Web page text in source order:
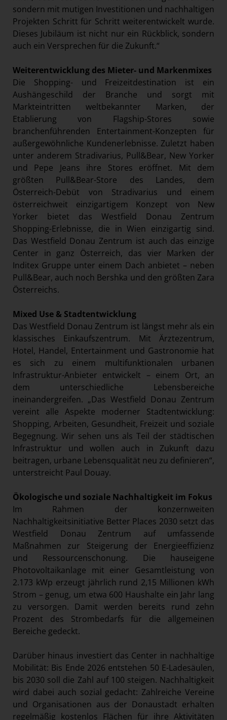
sondern mit mutigen Investitionen und nachhaltigen
Projekten Schritt für Schritt weiterentwickelt wurde.
Dieses Jubiläum ist nicht nur ein Rückblick, sondern
auch ein Versprechen für die Zukunft.“
Weiterentwicklung des Mieter- und Markenmixes
Die Shopping- und Freizeitdestination ist ein
Aushängeschild der Branche und sorgt mit
Markteintritten weltbekannter Marken, der
Etablierung von Flagship-Stores sowie
branchenführenden Entertainment-Konzepten für
außergewöhnliche Kundenerlebnisse. Zuletzt haben
unter anderem Stradivarius, Pull&Bear, New Yorker
und Pepe Jeans ihre Stores eröffnet. Mit dem
größten Pull&Bear-Store des Landes, dem
Österreich-Debüt von Stradivarius und einem
österreichweit einzigartigem Konzept von New
Yorker bietet das Westfield Donau Zentrum
Shopping-Erlebnisse, die in Wien einzigartig sind.
Das Westfield Donau Zentrum ist auch das einzige
Center in ganz Österreich, das vier Marken der
Inditex Gruppe unter einem Dach anbietet – neben
Pull&Bear, auch noch Bershka und den größten Zara
Österreichs.
Mixed Use & Stadtentwicklung
Das Westfield Donau Zentrum ist längst mehr als ein
klassisches Einkaufszentrum. Mit Ärztezentrum,
Hotel, Handel, Entertainment und Gastronomie hat
es sich zu einem multifunktionalen urbanen
Infrastruktur-Anbieter entwickelt – einem Ort, an
dem unterschiedliche Lebensbereiche
ineinandergreifen. „Das Westfield Donau Zentrum
vereint alle Aspekte moderner Stadtentwicklung:
Shopping, Arbeiten, Gesundheit, Freizeit und soziale
Begegnung. Wir sehen uns als Teil der städtischen
Infrastruktur und wollen auch in Zukunft dazu
beitragen, urbane Lebensqualität neu zu definieren“,
unterstreicht Paul Douay.
Ökologische und soziale Nachhaltigkeit im Fokus
Im Rahmen der konzernweiten
Nachhaltigkeitsinitiative Better Places 2030 setzt das
Westfield Donau Zentrum auf umfassende
Maßnahmen zur Steigerung der Energieeffizienz
und Ressourcenschonung. Die hauseigene
Photovoltaikanlage mit einer Gesamtleistung von
2.173 kWp erzeugt jährlich rund 2,15 Millionen kWh
Strom – genug, um etwa 600 Haushalte ein Jahr lang
zu versorgen. Damit werden bereits rund zehn
Prozent des Strombedarfs für die allgemeinen
Bereiche gedeckt.
Darüber hinaus investiert das Center in nachhaltige
Mobilität: Bis Ende 2026 entstehen 50 E-Ladesäulen,
bis 2030 soll die Zahl auf 100 steigen. Nachhaltigkeit
wird dabei auch sozial gedacht: Zahlreiche Vereine
und Organisationen aus der Donaustadt erhalten
regelmäßig kostenlos Flächen für ihre Aktivitäten